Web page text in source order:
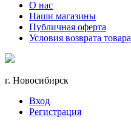
О нас
Наши магазины
Публичная оферта
Условия возврата товара
г. Новосибирск
Вход
Регистрация